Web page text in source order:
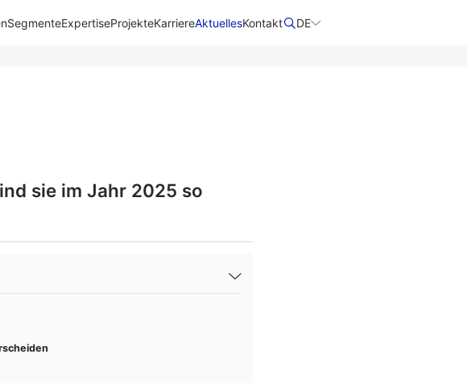
SegmenteExpertiseProjekteKarriereAktuellesKontakt DE
sie im Jahr 2025 so